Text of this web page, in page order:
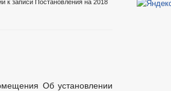
к записи Постановления на 2018
Об установлении